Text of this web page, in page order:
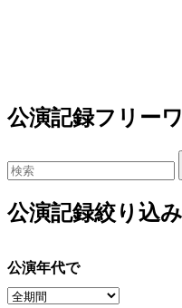
公演記録フリー
公演記録絞り込
公演年代で